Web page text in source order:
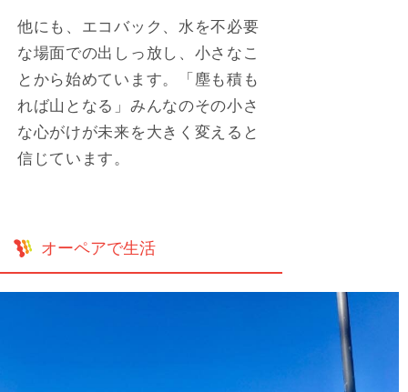
他にも、エコバック、水を不必要
な場面での出しっ放し、小さなこ
とから始めています。「塵も積も
れば山となる」みんなのその小さ
な心がけが未来を大きく変えると
信じています。
オーペアで生活